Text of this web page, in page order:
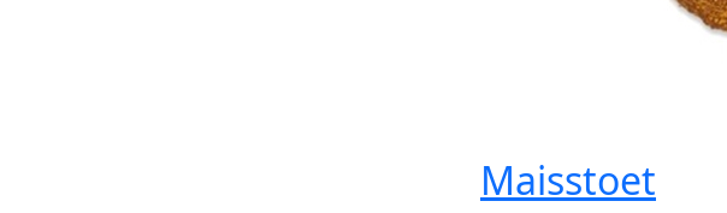
Maisstoet